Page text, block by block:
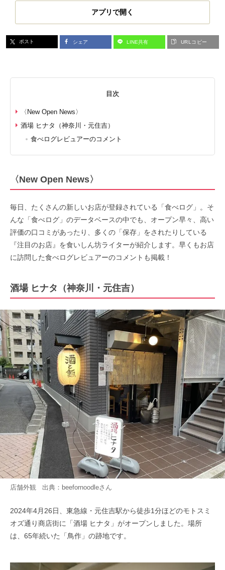
アプリで開く
ポスト シェア LINE共有 URLコピー
目次
〈New Open News〉
酒場 ヒナタ（神奈川・元住吉）
食べログレビュアーのコメント
〈New Open News〉
毎日、たくさんの新しいお店が登録されている「食べログ」。そ
んな「食べログ」のデータベースの中でも、オープン早々、高い
評価の口コミがあったり、多くの「保存」をされたりしている
『注目のお店』を食いしん坊ライターが紹介します。早くもお店
に訪問した食べログレビュアーのコメントも掲載！
酒場 ヒナタ（神奈川・元住吉）
店舗外観 出典： beefornoodleさん
2024年4月26日、東急線・元住吉駅から徒歩1分ほどのモトスミ
オズ通り商店街に「酒場 ヒナタ」がオープンしました。場所
は、65年続いた「鳥作」の跡地です。